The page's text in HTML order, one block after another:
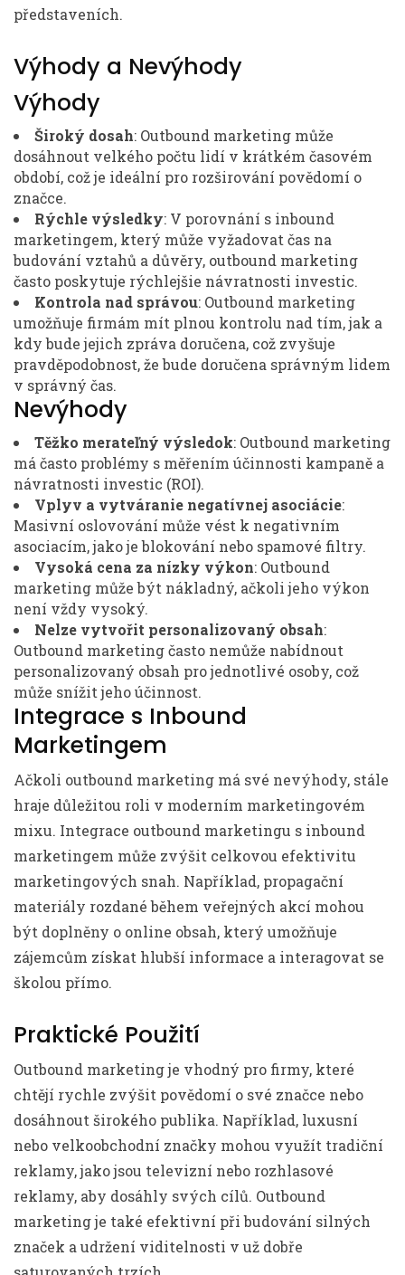
představeních.
Výhody a Nevýhody
Výhody
Široký dosah: Outbound marketing může
dosáhnout velkého počtu lidí v krátkém časovém
období, což je ideální pro rozširování povědomí o
značce.
Rýchle výsledky: V porovnání s inbound
marketingem, který může vyžadovat čas na
budování vztahů a důvěry, outbound marketing
často poskytuje rýchlejšie návratnosti investic.
Kontrola nad správou: Outbound marketing
umožňuje firmám mít plnou kontrolu nad tím, jak a
kdy bude jejich zpráva doručena, což zvyšuje
pravděpodobnost, že bude doručena správným lidem
v správný čas.
Nevýhody
Těžko merateľný výsledok: Outbound marketing
má často problémy s měřením účinnosti kampaně a
návratnosti investic (ROI).
Vplyv a vytváranie negatívnej asociácie:
Masivní oslovování může vést k negativním
asociacím, jako je blokování nebo spamové filtry.
Vysoká cena za nízky výkon: Outbound
marketing může být nákladný, ačkoli jeho výkon
není vždy vysoký.
Nelze vytvořit personalizovaný obsah:
Outbound marketing často nemůže nabídnout
personalizovaný obsah pro jednotlivé osoby, což
může snížit jeho účinnost.
Integrace s Inbound
Marketingem
Ačkoli outbound marketing má své nevýhody, stále
hraje důležitou roli v moderním marketingovém
mixu. Integrace outbound marketingu s inbound
marketingem může zvýšit celkovou efektivitu
marketingových snah. Například, propagační
materiály rozdané během veřejných akcí mohou
být doplněny o online obsah, který umožňuje
zájemcům získat hlubší informace a interagovat se
školou přímo.
Praktické Použití
Outbound marketing je vhodný pro firmy, které
chtějí rychle zvýšit povědomí o své značce nebo
dosáhnout širokého publika. Například, luxusní
nebo velkoobchodní značky mohou využít tradiční
reklamy, jako jsou televizní nebo rozhlasové
reklamy, aby dosáhly svých cílů. Outbound
marketing je také efektivní při budování silných
značek a udržení viditelnosti v už dobře